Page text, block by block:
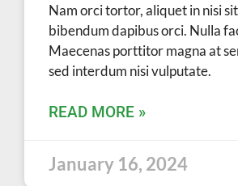
Nam orci tortor, aliquet in nisi
bibendum dapibus orci. Nulla
Maecenas porttitor magna at
sed interdum nisi vulputate.
READ MORE »
January 16, 2024